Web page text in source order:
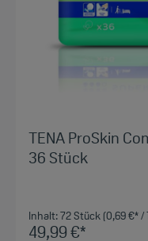
TENA ProSkin
36 Stück
Inhalt:72 Stück (0,69 €* /
49,99 €*